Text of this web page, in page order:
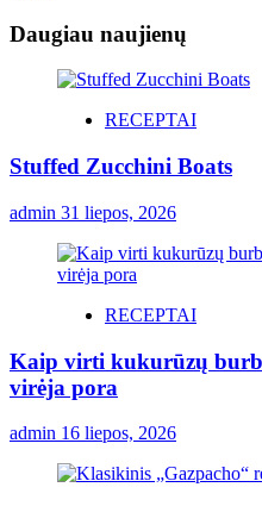
Daugiau naujienų
RECEPTAI
Stuffed Zucchini Boats
admin 31 liepos, 2026
RECEPTAI
Kaip virti kukurūzų
virėja pora
admin 16 liepos, 2026